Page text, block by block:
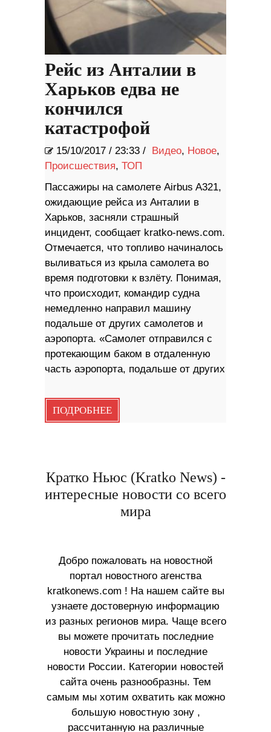
Рейс из Анталии в
Харьков едва не
кончился
катастрофой
15/10/2017 / 23:33 / Видео, Новое,
Происшествия, ТОП
Пассажиры на самолете Airbus A321,
ожидающие рейса из Анталии в
Харьков, засняли страшный
инцидент, сообщает kratko-news.com.
Отмечается, что топливо начиналось
выливаться из крыла самолета во
время подготовки к взлёту. Понимая,
что происходит, командир судна
немедленно направил машину
подальше от других самолетов и
аэропорта. «Самолет отправился с
протекающим баком в отдаленную
часть аэропорта, подальше от других
ПОДРОБНЕЕ
Кратко Ньюс (Kratko News) -
интересные новости со всего
мира
Добро пожаловать на новостной
портал новостного агенства
kratkonews.com ! На нашем сайте вы
узнаете достоверную информацию
из разных регионов мира. Чаще всего
вы можете прочитать последние
новости Украины и последние
новости России. Категории новостей
сайта очень разнообразны. Тем
самым мы хотим охватить как можно
большую новостную зону ,
рассчитанную на различные